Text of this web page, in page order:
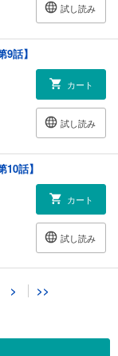
試し読み
話】
カート
試し読み
話】
カート
試し読み
話】
> >>